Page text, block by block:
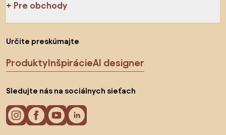
Pre obchody
Určite preskúmajte
ProduktyInšpirácieAI designer
Sledujte nás na sociálnych sieťach